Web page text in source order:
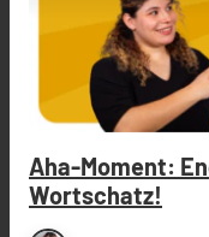
Aha-Moment:
Wortschatz!